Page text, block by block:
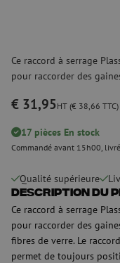
Ce raccord à serrage
pour raccorder des
€ 31,95 HT (€ 38,66 TTC)
17 pièces En stock
Commandé avant 15h00,
Qualité supérieure
Description du
Ce raccord à serrage
pour raccorder des
fibres de verre. Le
permet de toujours